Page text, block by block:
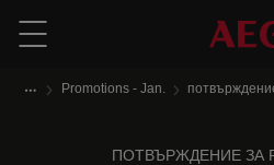
Menu
Promotions - Jan.
ПОТВЪРЖДЕНИЕ ЗА